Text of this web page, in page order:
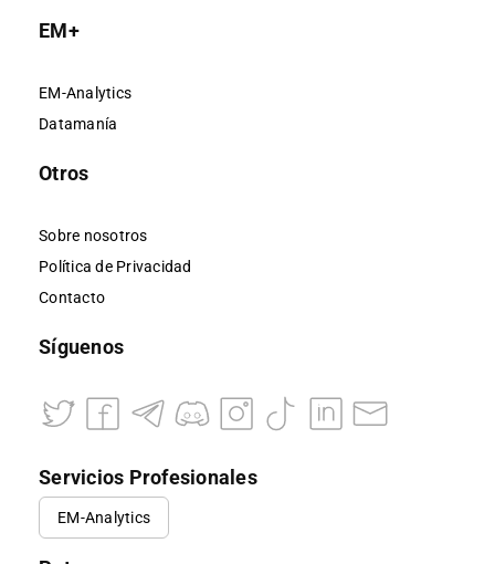
EM+
EM-Analytics
Datamanía
Otros
Sobre nosotros
Política de Privacidad
Contacto
Síguenos
Servicios Profesionales
EM-Analytics